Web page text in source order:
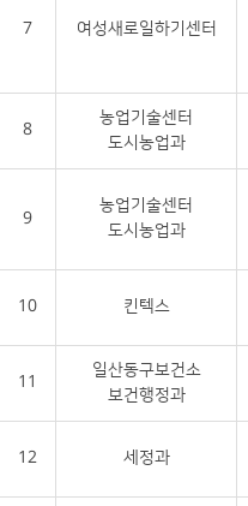
7 여성새로일하기센터
8
농업기술센터
도시농업과
9
농업기술센터
도시농업과
10 킨텍스
11
일산동구보건소
보건행정과
12 세정과